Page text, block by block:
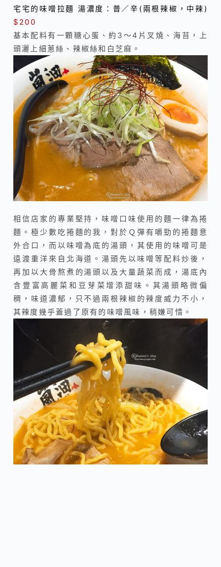
宅宅的味噌拉麵 湯濃度：普／辛(兩根辣椒，中辣)
$200
基本配料有一顆糖心蛋、約3～4片叉燒、海苔，上
頭灑上細蔥絲、辣椒絲和白芝麻。
相信店家的專業堅持，味噌口味使用的麵一律為捲
麵。極少數吃捲麵的我，對於Ｑ彈有嚼勁的捲麵意
外合口，而以味噌為底的湯頭，其使用的味噌可是
遠渡重洋來自北海道。湯頭先以味噌等配料炒後，
再加以大骨熬煮的湯頭以及大量蔬菜而成，湯底內
含豐富高麗菜和豆芽菜增添甜味。其湯頭略微偏
稠，味道濃郁，只不過兩根辣椒的辣度威力不小，
其辣度幾乎蓋過了原有的味噌風味，稍嫌可惜。